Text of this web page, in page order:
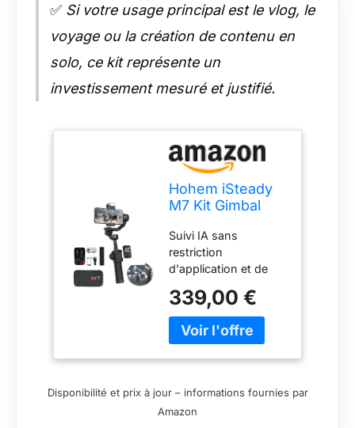
✅ Si votre usage principal est le vlog, le
voyage ou la création de contenu en
solo, ce kit représente un
investissement mesuré et justifié.
Hohem iSteady
M7 Kit Gimbal
pour
Smartphone, 3
Axes,
Compatible avec
iPhone et
Android, Inclut
une Tige
d'Extension de
Lumière de
Suivi IA sans
restriction
d'application et de
IA magnétique du
stabilisateur pour
smartphone Hohem
précis pour verrouiller
l'objet
339,00 €
Disponibilité et prix à jour – informations fournies par
Amazon